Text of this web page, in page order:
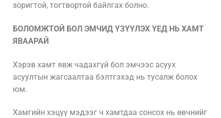
зоригтой, тогтвортой байлгах болно.
БОЛОМЖТОЙ БОЛ ЭМЧИД ҮЗҮҮЛЭХ ҮЕД НЬ ХАМТ
ЯВААРАЙ
Хэрэв хамт явж чадахгүй бол эмчээс асуух
асуултын жагсаалтаа бэлтгэхэд нь тусалж болох
юм.
Хамгийн хэцүү мэдээг ч хамтдаа сонсох нь өвчнийг